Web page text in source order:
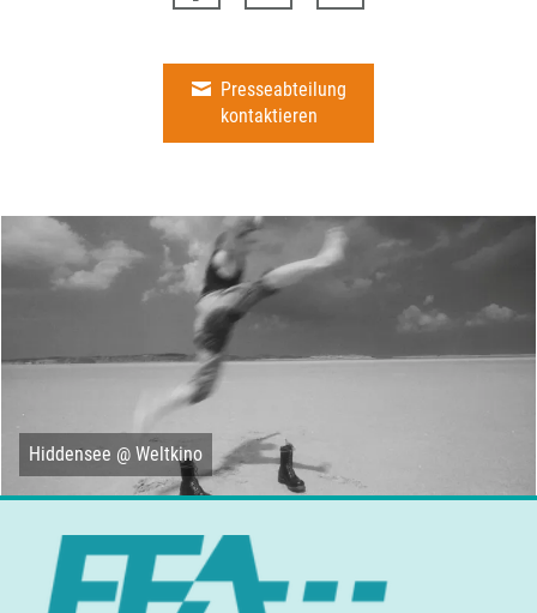
Presseabteilung
kontaktieren
Hiddensee @ Weltkino